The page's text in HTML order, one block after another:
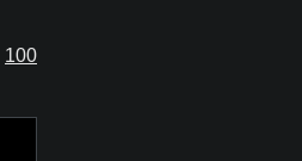
100